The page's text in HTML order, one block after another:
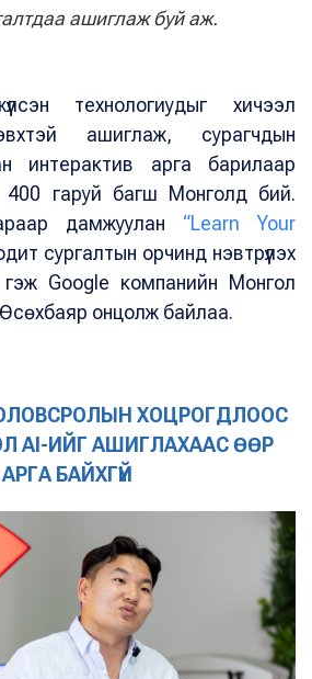
ашиглаж буй аж.
технологиудыг хичээл
ашиглаж, сурагчдын
интерактив арга барилаар
400 гаруй багш Монголд бий.
дамжуулан “Learn Your
сургалтын орчинд нэвтрүүлэх
гэж Google компанийн Монгол
онцолж байлаа.
ХОЦРОГДЛООС
AI-ИЙГ АШИГЛАХААС ӨӨР
АРГА БАЙХГҮЙ